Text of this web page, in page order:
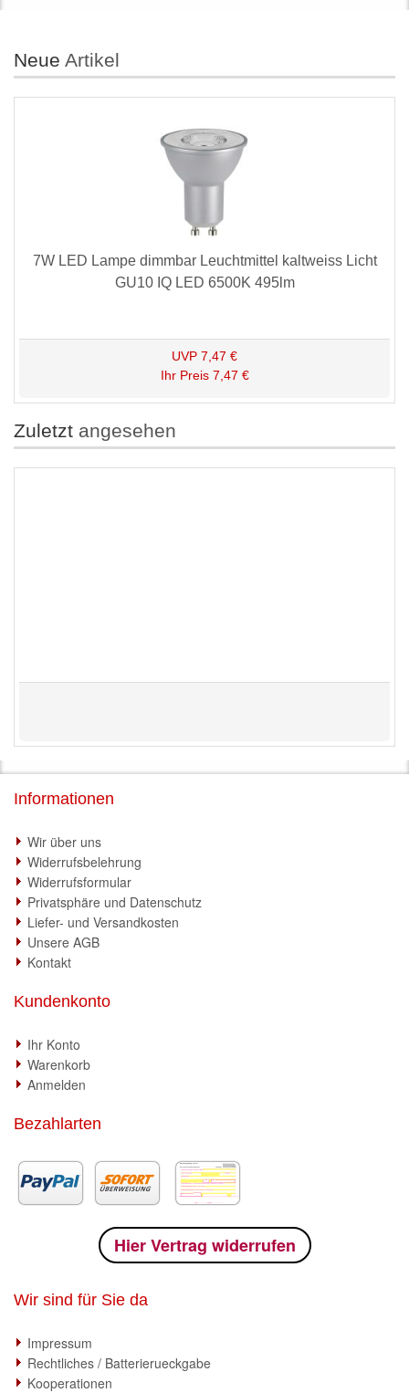
Neue Artikel
7W LED Lampe dimmbar Leuchtmittel kaltweiss Licht
GU10 IQ LED 6500K 495lm
UVP 7,47 €
Ihr Preis 7,47 €
Zuletzt angesehen
Informationen
Wir über uns
Widerrufsbelehrung
Widerrufsformular
Privatsphäre und Datenschutz
Liefer- und Versandkosten
Unsere AGB
Kontakt
Kundenkonto
Ihr Konto
Warenkorb
Anmelden
Bezahlarten
Hier Vertrag widerrufen
Wir sind für Sie da
Impressum
Rechtliches / Batterierueckgabe
Kooperationen